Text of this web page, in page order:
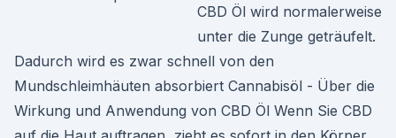
CBD Öl wird normalerweise
unter die Zunge geträufelt.
Dadurch wird es zwar schnell von den
Mundschleimhäuten absorbiert Cannabisöl - Über die
Wirkung und Anwendung von CBD Öl Wenn Sie CBD